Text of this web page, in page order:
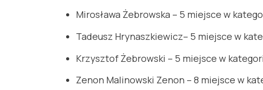
Mirosława Żebrowska – 5 miejsce w
Tadeusz Hrynaszkiewicz– 5 miejsce w
Krzysztof Żebrowski – 5 miejsce w
Zenon Malinowski Zenon – 8 miejsce w